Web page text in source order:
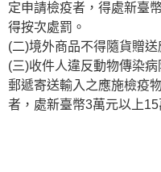
定申請檢疫者，得處新臺
得按次處罰。
(二)境外商品不得隨貨贈送
(三)收件人違反動物傳染
郵遞寄送輸入之應施檢疫
者，處新臺幣3萬元以上15